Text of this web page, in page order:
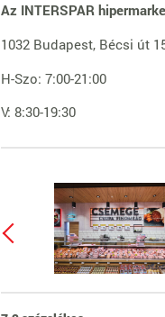
Az INTERSPAR
1032 Budapest, Bécsi út
H-Szo: 7:00-21:00
V: 8:30-19:30